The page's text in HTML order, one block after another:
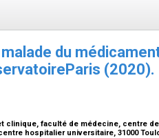
du
clinique, faculté de médecine, centre
hospitalier universitaire, 31000